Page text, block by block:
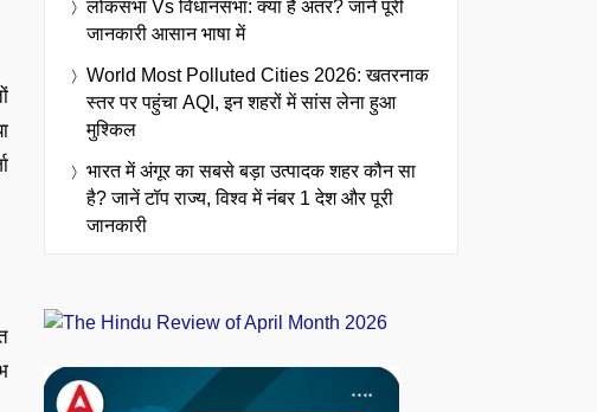
लोकसभा Vs विधानसभा: क्या है अंतर? जानें पूरी
जानकारी आसान भाषा में
World Most Polluted Cities 2026: खतरनाक
स्तर पर पहुंचा AQI, इन शहरों में सांस लेना हुआ
मुश्किल
भारत में अंगूर का सबसे बड़ा उत्पादक शहर कौन सा
है? जानें टॉप राज्य, विश्व में नंबर 1 देश और पूरी
जानकारी